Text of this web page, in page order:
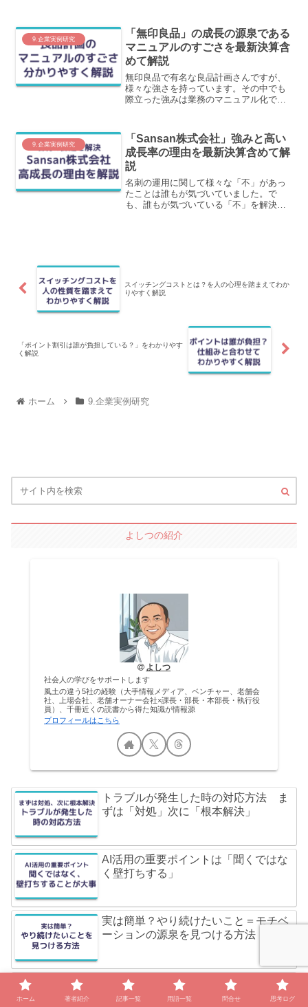
がわかりやすく解説します。
9.企業実例研究
「無印良品」の成長の源泉である
マニュアルのすごさを最新決算含
めて解説
無印良品で有名な良品計画さんですが、
様々な強さを持っています。その中でも
際立った強みは業務のマニュアル化で
9.企業実例研究
「Sansan株式会社」強みと高い
成長率の理由を最新決算含めて解
説
名刺の運用に関して様々な「不」があっ
たことは誰もが気づいていました。で
も、誰もが気づいている「不」を解決で
スイッチングコストとは？を人の心理を踏まえてわか
りやすく解説
「ポイント割引は誰が負担している？」をわかりやす
く解説
ホーム 9.企業実例研究
よしつの紹介
よしつ
社会人の学びをサポートします
風土の違う5社の経験（大手情報メディア、ベンチャー、老舗会
社、上場会社、老舗オーナー会社×課長・部長・本部長・執行役
員）、千冊近くの読書から得た知識が情報源
プロフィールはこちら
トラブルが発生した時の対応方法 ま
ずは「対処」次に「根本解決」
AI活用の重要ポイントは「聞くではな
く壁打ちする」
実は簡単？やり続けたいこと＝モチベ
ーションの源泉を見つける方法
良い会社の見分け方 上司の正解探し
をしない
ホーム 著者紹介 記事一覧 用語一覧 問合せ 思考ログ